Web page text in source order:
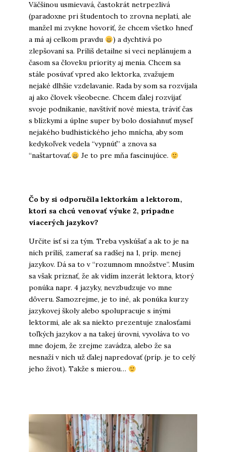
Väčšinou usmievavá, častokrát netrpezlivá
(paradoxne pri študentoch to zrovna neplatí, ale
manžel mi zvykne hovoriť, že chcem všetko hneď
a má aj celkom pravdu
) a dychtivá po
zlepšovaní sa. Príliš detailne si veci neplánujem a
časom sa človeku priority aj menia. Chcem sa
stále posúvať vpred ako lektorka, zvažujem
nejaké dlhšie vzdelavanie. Rada by som sa rozvíjala
aj ako človek všeobecne. Chcem ďalej rozvíjať
svoje podnikanie, navštíviť nové miesta, tráviť čas
s blízkymi a úplne super by bolo dosiahnuť myseľ
nejakého budhistického jeho mnícha, aby som
kedykoľvek vedela “vypnúť” a znova sa
“naštartovať.
Je to pre mňa fascinujúce.
Čo by si odporučila lektorkám a lektorom,
ktorí sa chcú venovať výuke 2, prípadne
viacerých jazykov?
Určite ísť si za tým. Treba vyskúšať a ak to je na
nich príliš, zamerať sa radšej na 1, príp. menej
jazykov. Dá sa to v “rozumnom množstve”. Musím
sa však priznať, že ak vidím inzerát lektora, ktorý
ponúka napr. 4 jazyky, nevzbudzuje vo mne
dôveru. Samozrejme, je to iné, ak ponúka kurzy
jazykovej školy alebo spolupracuje s inými
lektormi, ale ak sa niekto prezentuje znalosťami
toľkých jazykov a na takej úrovni, vyvoláva to vo
mne dojem, že zrejme zavádza, alebo že sa
nesnaží v nich už ďalej napredovať (príp. je to celý
jeho život). Takže s mierou…